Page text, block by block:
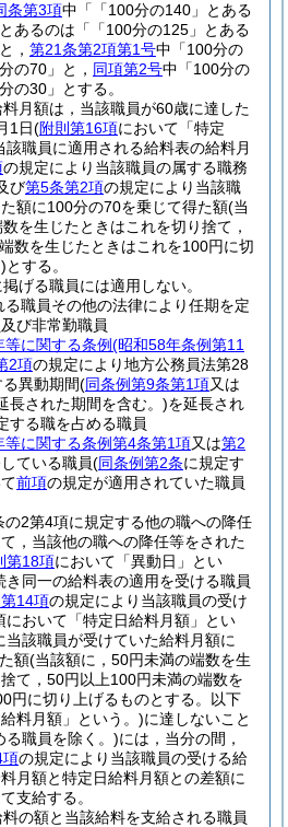
条第3項中「「100分の140」とある
あるのは「「100分の125」とある
， 第21条第2項第1号中「100分の
の70」と， 同項第2号中「100分の
の30」とする。
月額は，当該職員が60歳に達した
1日(附則第16項において「特定
該職員に適用される給料表の給料月
の規定により当該職員の属する職務
び第5条第2項の規定により当該職
額に100分の70を乗じて得た額(当
を生じたときはこれを切り捨て，
数を生じたときはこれを100円に切
とする。
げる職員には適用しない。
職員その他の法律により任期を定
び非常勤職員
等に関する条例(昭和58年条例第11
2項の規定により地方公務員法第28
異動期間(同条例第9条第1項又は
長された期間を含む。)を延長され
する職を占める職員
等に関する条例第4条第1項又は第2
ている職員(同条例第2条に規定す
前項の規定が適用されていた職員
2第4項に規定する他の職への降任
，当該他の職への降任等をされた
第18項において「異動日」とい
き同一の給料表の適用を受ける職員
14項の規定により当該職員の受け
において「特定日給料月額」とい
当該職員が受けていた給料月額に
額(当該額に，50円未満の端数を生
て，50円以上100円未満の端数を
円に切り上げるものとする。以下
料月額」という。)に達しないこと
る職員を除く。)には，当分の間，
項の規定により当該職員の受ける給
月額と特定日給料月額との差額に
支給する。
の額と当該給料を支給される職員